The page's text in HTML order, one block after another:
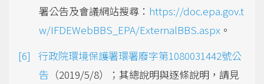
署公告及會議網站搜尋： https://doc.epa.gov.t
w/IFDEWebBBS_EPA/ExternalBBS.aspx 。
行政院環境保護署環署廢字第1080031442號公
告 （2019/5/8）；其總說明與逐條說明，請見